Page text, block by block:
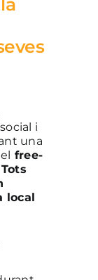
i
una
free-
local